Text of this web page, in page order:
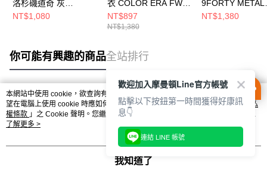
洛杉磯道奇 灰
NE70730185
NT$1,080
衣 COLOR ERA FW25
洛杉磯道奇 石灰
NE14701233
NT$897
NT$1,380
9FORTY METAL
BADGE SS26 洛
NT$1,380
你可能有興趣的商品全站排行
熱門標籤
本網站中使用 cookie，欲查詢有關本網站使用 cookie 方式之詳情，及若您不希
望在電腦上使用 cookie 時應如何變更電腦的 cookie 設定，請參閱本網站「
隱私
權條款 」之 Cookie 聲明。您繼續使用本網站即表示您同意本公司得按本網站使
用條款之 Cookie 聲明使用 cookie。
了解更多 >
我知道了
歡迎加入摩曼頓Line官方帳號
點擊以下按鈕第一時間獲得好康訊
息👇
連結 LINE 帳號